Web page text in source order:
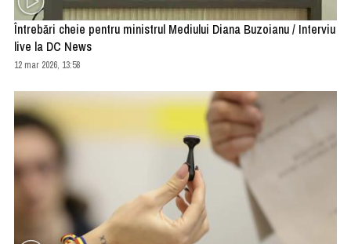
Întrebări cheie pentru ministrul Mediului Diana Buzoianu / Interviu
live la DC News
12 mar 2026, 13:58